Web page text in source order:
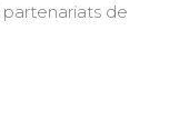
de